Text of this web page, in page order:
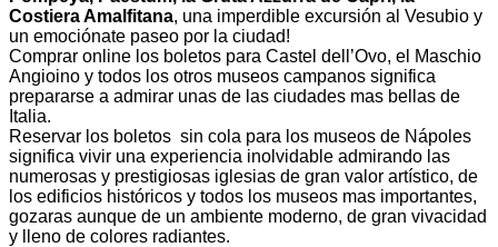
Costiera Amalfitana, una imperdible excursión al Vesubio y
un emociónate paseo por la ciudad!
Comprar online los boletos para Castel dell’Ovo, el Maschio
Angioino y todos los otros museos campanos significa
prepararse a admirar unas de las ciudades mas bellas de
Italia.
Reservar los boletos sin cola para los museos de Nápoles
significa vivir una experiencia inolvidable admirando las
numerosas y prestigiosas iglesias de gran valor artístico, de
los edificios históricos y todos los museos mas importantes,
gozaras aunque de un ambiente moderno, de gran vivacidad
y lleno de colores radiantes.